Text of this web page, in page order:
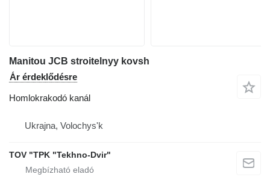
Manitou JCB stroitelnyy kovsh
Ár érdeklődésre
Homlokrakodó kanál
Ukrajna, Volochys'k
TOV "TPK "Tekhno-Dvir"